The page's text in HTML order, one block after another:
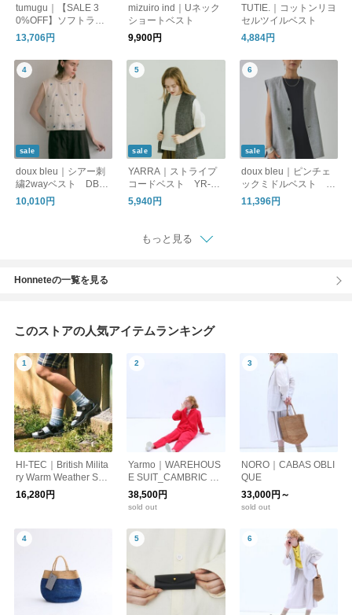
tumugu｜【SALE 3
0%OFF】ソフトライ
ト帆布ベスト ビスチ
ェ ボタン ポケット ワ
ークテイスト 綿100 tb
25429
13,706円
mizuiro ind｜Uネック
ショートベスト
9,900円
TUTIE.｜コットンリヨ
セルツイルベスト
4,884円
sale
doux bleu｜シアー刺
繍2wayベスト DB-2
628-077
10,010円
sale
YARRA｜ストライプ
コードベスト YR-16
28-279
5,940円
sale
doux bleu｜ピンチェ
ックミドルベスト D
B-2427-056
11,396円
もっと見る
Honneteの一覧を見る
このストアの人気アイテムランキング
HI-TEC｜British Milita
ry Warm Weather San
dal by Hi-TEC
16,280円
Yarmo｜WAREHOUS
E SUIT_CAMBRIC C
OTTON
38,500円
sold out
NORO｜CABAS OBLI
QUE
33,000円～
sold out